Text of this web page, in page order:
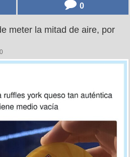
0
meter la mitad de aire, por